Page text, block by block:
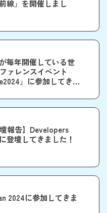
線」を開催しまし
毎年開催している世
ァレンスイベント
」に参加してきま
壇報告】Developers
登壇してきました！
2024に参加してきま